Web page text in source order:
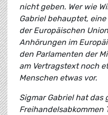
nicht geben. Wer wie
Gabriel behauptet,
der Europäischen
Anhörungen im
den Parlamenten der
am Vertragstext noch
Menschen etwas vor.
Sigmar Gabriel hat das
Freihandelsabkommen